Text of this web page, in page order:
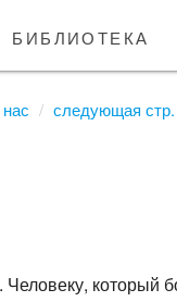
библиотека
следующая стр.
который